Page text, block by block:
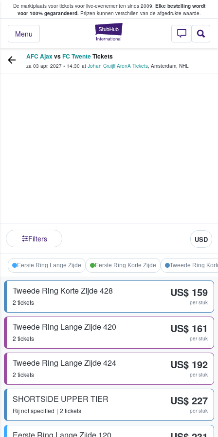
De marktplaats voor tickets voor live-evenementen sinds 2009. Elke bestelling wordt
voor 100% gegarandeerd.Prijzen kunnen verschillen van de afgedrukte waarde.
StubHub: waar
Menu
tickets kopen en verkopen
AFC AjaxvsFC TwenteTickets
za 03 apr. 2027 • 14:30 at Johan Cruijff ArenA Tickets, Amsterdam, NHL
Filters USD
Eerste Ring Lange Zijde Eerste Ring Korte Zijde Tweede Ring
Tweede Ring Korte Zijde 428
2 tickets
US$ 159
per stuk
Tweede Ring Lange Zijde 420
2 tickets
US$ 161
per stuk
Tweede Ring Lange Zijde 424
2 tickets
US$ 192
per stuk
SHORTSIDE UPPER TIER
Rijnot specified 2 tickets
US$ 227
per stuk